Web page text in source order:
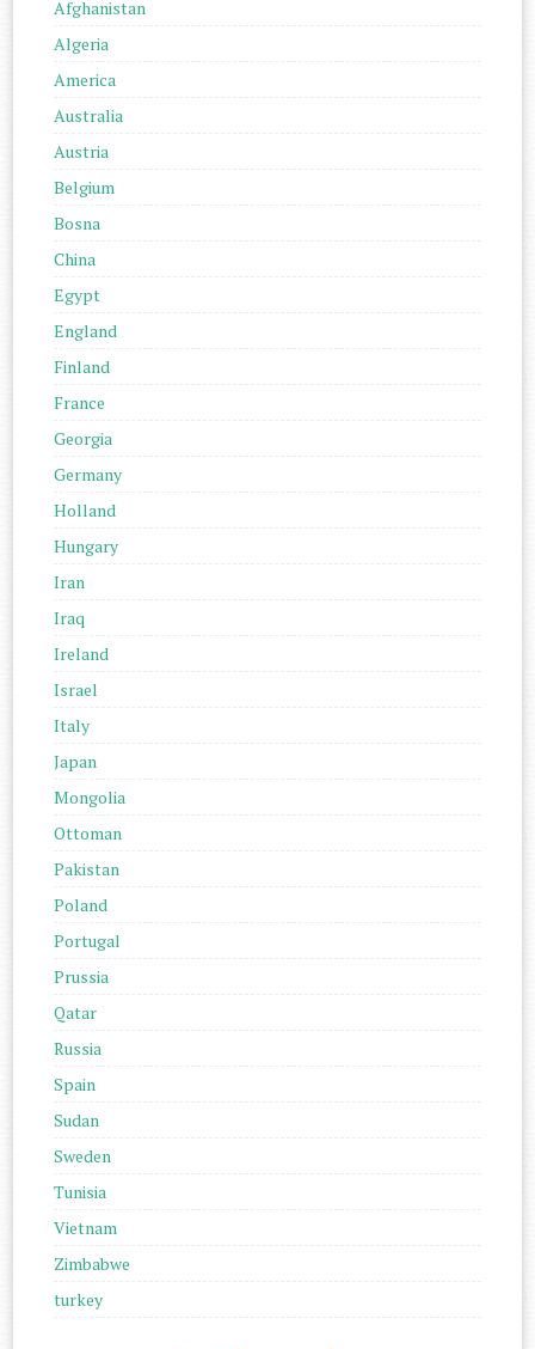
Afghanistan
Algeria
America
Australia
Austria
Belgium
Bosna
China
Egypt
England
Finland
France
Georgia
Germany
Holland
Hungary
Iran
Iraq
Ireland
Israel
Italy
Japan
Mongolia
Ottoman
Pakistan
Poland
Portugal
Prussia
Qatar
Russia
Spain
Sudan
Sweden
Tunisia
Vietnam
Zimbabwe
turkey